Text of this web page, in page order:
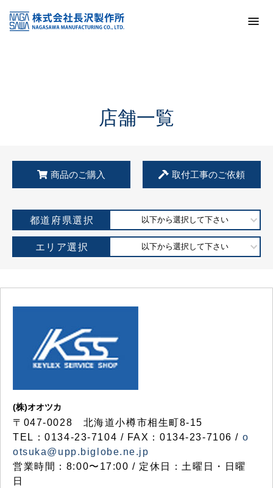
KSS加盟店・取扱店情報
店舗一覧
店舗一覧
商品のご購入 取付工事のご依頼
都道府県選択 以下から選択して下さい
エリア選択 以下から選択して下さい
(株)オオツカ
〒047-0028 北海道小樽市相生町8-15
TEL：0134-23-7104 / FAX：0134-23-7106 / o
otsuka@upp.biglobe.ne.jp
営業時間：8:00〜17:00 / 定休日：土曜日・日曜
日